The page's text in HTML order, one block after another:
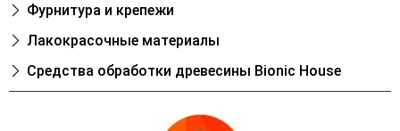
Фурнитура и крепежи
Лакокрасочные материалы
Cредства обработки древесины Bionic House